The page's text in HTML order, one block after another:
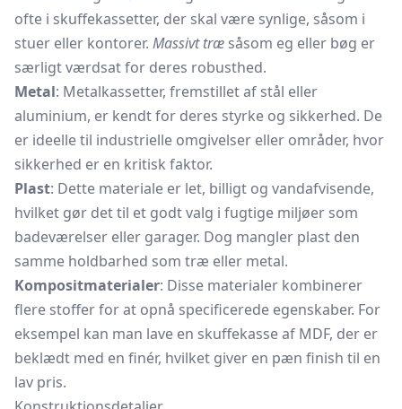
ofte i skuffekassetter, der skal være synlige, såsom i
stuer eller kontorer. Massivt træ såsom eg eller bøg er
særligt værdsat for deres robusthed.
Metal: Metalkassetter, fremstillet af stål eller
aluminium, er kendt for deres styrke og sikkerhed. De
er ideelle til industrielle omgivelser eller områder, hvor
sikkerhed er en kritisk faktor.
Plast: Dette materiale er let, billigt og vandafvisende,
hvilket gør det til et godt valg i fugtige miljøer som
badeværelser eller garager. Dog mangler plast den
samme holdbarhed som træ eller metal.
Kompositmaterialer: Disse materialer kombinerer
flere stoffer for at opnå specificerede egenskaber. For
eksempel kan man lave en skuffekasse af MDF, der er
beklædt med en finér, hvilket giver en pæn finish til en
lav pris.